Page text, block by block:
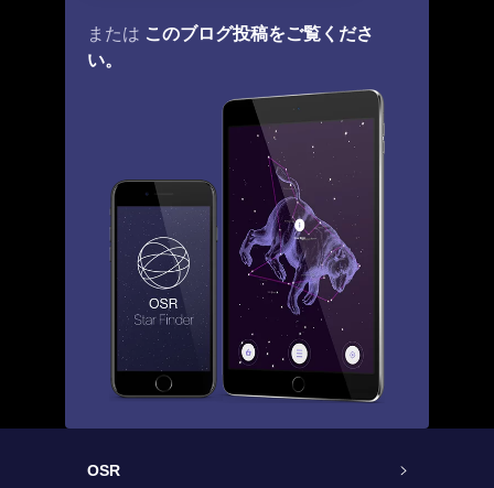
または このブログ投稿をご覧くださ
い。
OSR